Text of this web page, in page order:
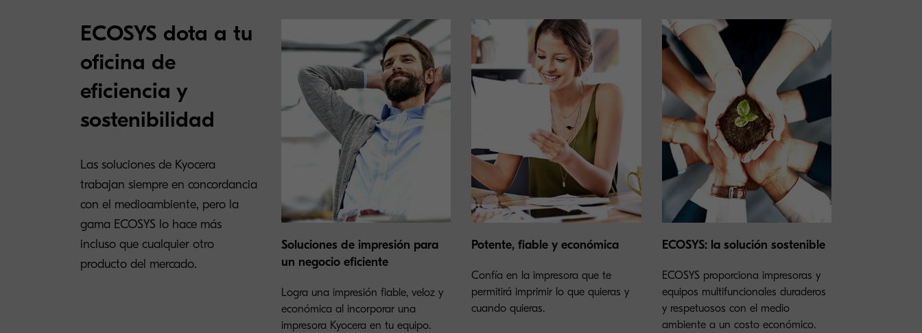
ECOSYS dota a tu
oficina de
eficiencia y
sostenibilidad
Las soluciones de Kyocera
trabajan siempre en concordancia
con el medioambiente, pero la
gama ECOSYS lo hace más
incluso que cualquier otro
producto del mercado.
Soluciones de impresión para
un negocio eficiente
Logra una impresión fiable, veloz y
económica al incorporar una
impresora Kyocera en tu equipo.
Potente, fiable y económica
Confía en la impresora que te
permitirá imprimir lo que quieras y
cuando quieras.
ECOSYS: la solución sostenible
ECOSYS proporciona impresoras y
equipos multifuncionales duraderos
y respetuosos con el medio
ambiente a un costo económico.